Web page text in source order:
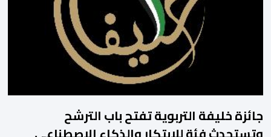
للشعب الإيفواري. ومما جاء في برقية جلالة الملك “لقد تمكنت
المملكة المغربية وجمهورية كوت ديفوار، بحكم […]
جائزة خليفة التربوية تفتح باب الترشح